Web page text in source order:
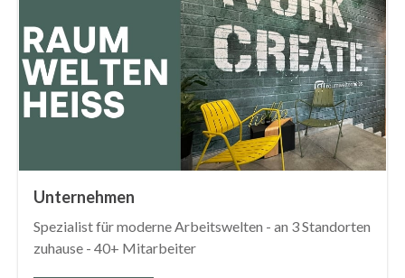
Unternehmen
Spezialist für moderne Arbeitswelten - an 3 Standorten